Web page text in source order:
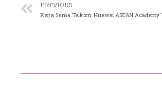
PREVIOUS